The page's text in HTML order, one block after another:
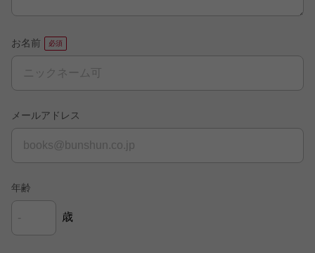
お名前
メールアドレス
年齢
歳